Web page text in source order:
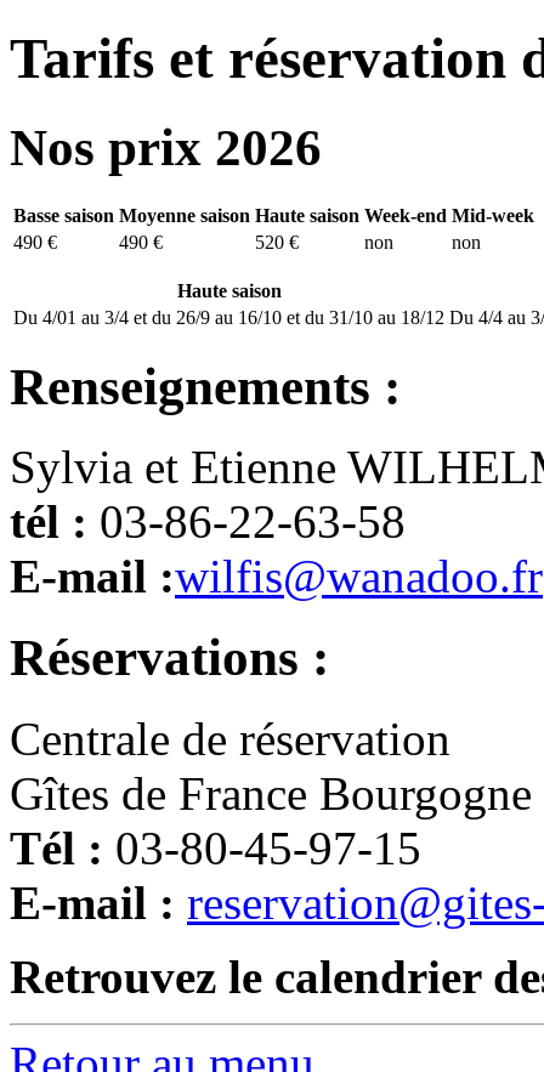
Tarifs et réservation
Nos prix 2026
Basse saison Moyenne saison Haute saison Week-end Mid-week
490 €
490 € 520 € non non
Haute saison
Du 4/01 au 3/4 et du 26/9 au 16/10 et du 31/10 au 18/12 Du 4/4 au
Renseignements :
Sylvia et Etienne
tél : 03-86-22-63-58
E-mail :wilfis@wanadoo.fr
Réservations :
Centrale de réservation
Gîtes de France Bourgogne
Tél : 03-80-45-97-15
E-mail :
Retrouvez le calendrier